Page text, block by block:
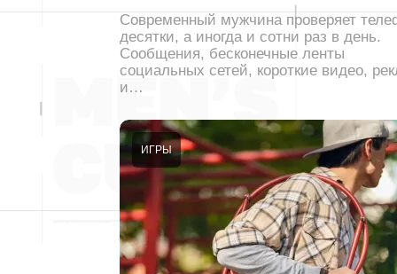
Современный мужчина проверяет
десятки, а иногда и сотни раз в день.
Сообщения, бесконечные ленты
социальных сетей, короткие видео,
и…
ИГРЫ